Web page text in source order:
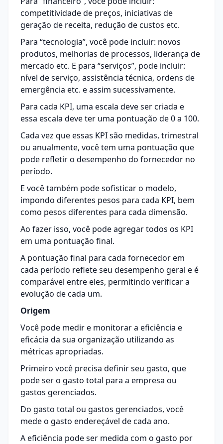
competitividade de preços, iniciativas de
geração de receita, redução de custos etc.
Para “tecnologia”, você pode incluir: novos
produtos, melhorias de processos, liderança de
mercado etc. E para “serviços”, pode incluir:
nível de serviço, assistência técnica, ordens de
emergência etc. e assim sucessivamente.
Para cada KPI, uma escala deve ser criada e
essa escala deve ter uma pontuação de 0 a 100.
Cada vez que essas KPI são medidas, trimestral
ou anualmente, você tem uma pontuação que
pode refletir o desempenho do fornecedor no
período.
E você também pode sofisticar o modelo,
impondo diferentes pesos para cada KPI, bem
como pesos diferentes para cada dimensão.
Ao fazer isso, você pode agregar todos os KPI
em uma pontuação final.
A pontuação final para cada fornecedor em
cada período reflete seu desempenho geral e é
comparável entre eles, permitindo verificar a
evolução de cada um.
Origem
Você pode medir e monitorar a eficiência e
eficácia da sua organização utilizando as
métricas apropriadas.
Primeiro você precisa definir seu gasto, que
pode ser o gasto total para a empresa ou
gastos gerenciados.
Do gasto total ou gastos gerenciados, você
mede o gasto endereçável de cada ano.
A eficiência pode ser medida com o gasto por